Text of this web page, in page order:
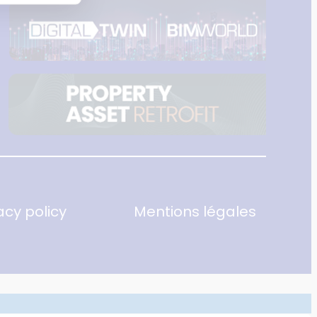
policy Mentions légales